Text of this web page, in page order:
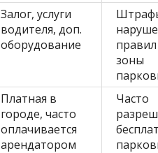
Залог, услуги
водителя, доп.
оборудование
зоны
Платная в
городе, часто
оплачивается
арендатором
Часто